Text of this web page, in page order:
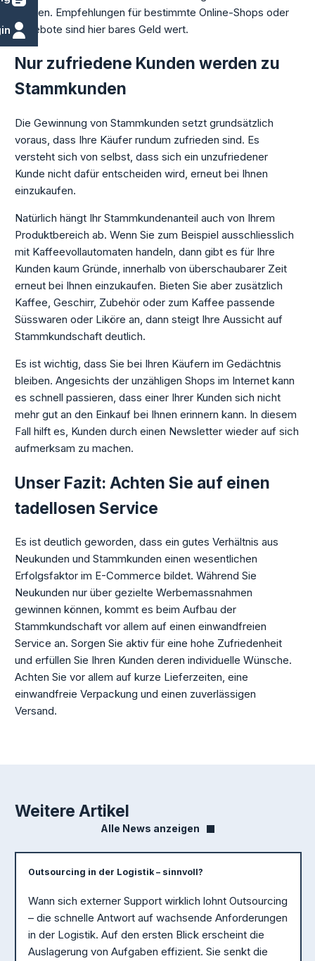
Netzen. Empfehlungen für bestimmte Online-Shops oder
Angebote sind hier bares Geld wert.
Nur zufriedene Kunden werden zu
Stammkunden
Die Gewinnung von Stammkunden setzt grundsätzlich
voraus, dass Ihre Käufer rundum zufrieden sind. Es
versteht sich von selbst, dass sich ein unzufriedener
Kunde nicht dafür entscheiden wird, erneut bei Ihnen
einzukaufen.
Natürlich hängt Ihr Stammkundenanteil auch von Ihrem
Produktbereich ab. Wenn Sie zum Beispiel ausschliesslich
mit Kaffeevollautomaten handeln, dann gibt es für Ihre
Kunden kaum Gründe, innerhalb von überschaubarer Zeit
erneut bei Ihnen einzukaufen. Bieten Sie aber zusätzlich
Kaffee, Geschirr, Zubehör oder zum Kaffee passende
Süsswaren oder Liköre an, dann steigt Ihre Aussicht auf
Stammkundschaft deutlich.
Es ist wichtig, dass Sie bei Ihren Käufern im Gedächtnis
bleiben. Angesichts der unzähligen Shops im Internet kann
es schnell passieren, dass einer Ihrer Kunden sich nicht
mehr gut an den Einkauf bei Ihnen erinnern kann. In diesem
Fall hilft es, Kunden durch einen Newsletter wieder auf sich
aufmerksam zu machen.
Unser Fazit: Achten Sie auf einen
tadellosen Service
Es ist deutlich geworden, dass ein gutes Verhältnis aus
Neukunden und Stammkunden einen wesentlichen
Erfolgsfaktor im E-Commerce bildet. Während Sie
Neukunden nur über gezielte Werbemassnahmen
gewinnen können, kommt es beim Aufbau der
Stammkundschaft vor allem auf einen einwandfreien
Service an. Sorgen Sie aktiv für eine hohe Zufriedenheit
und erfüllen Sie Ihren Kunden deren individuelle Wünsche.
Achten Sie vor allem auf kurze Lieferzeiten, eine
einwandfreie Verpackung und einen zuverlässigen
Versand.
Weitere Artikel
Alle News anzeigen
Outsourcing in der Logistik – sinnvoll?
Wann sich externer Support wirklich lohnt Outsourcing
– die schnelle Antwort auf wachsende Anforderungen
in der Logistik. Auf den ersten Blick erscheint die
Auslagerung von Aufgaben effizient. Sie senkt die